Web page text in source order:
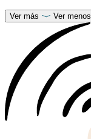
Ver más Ver menos